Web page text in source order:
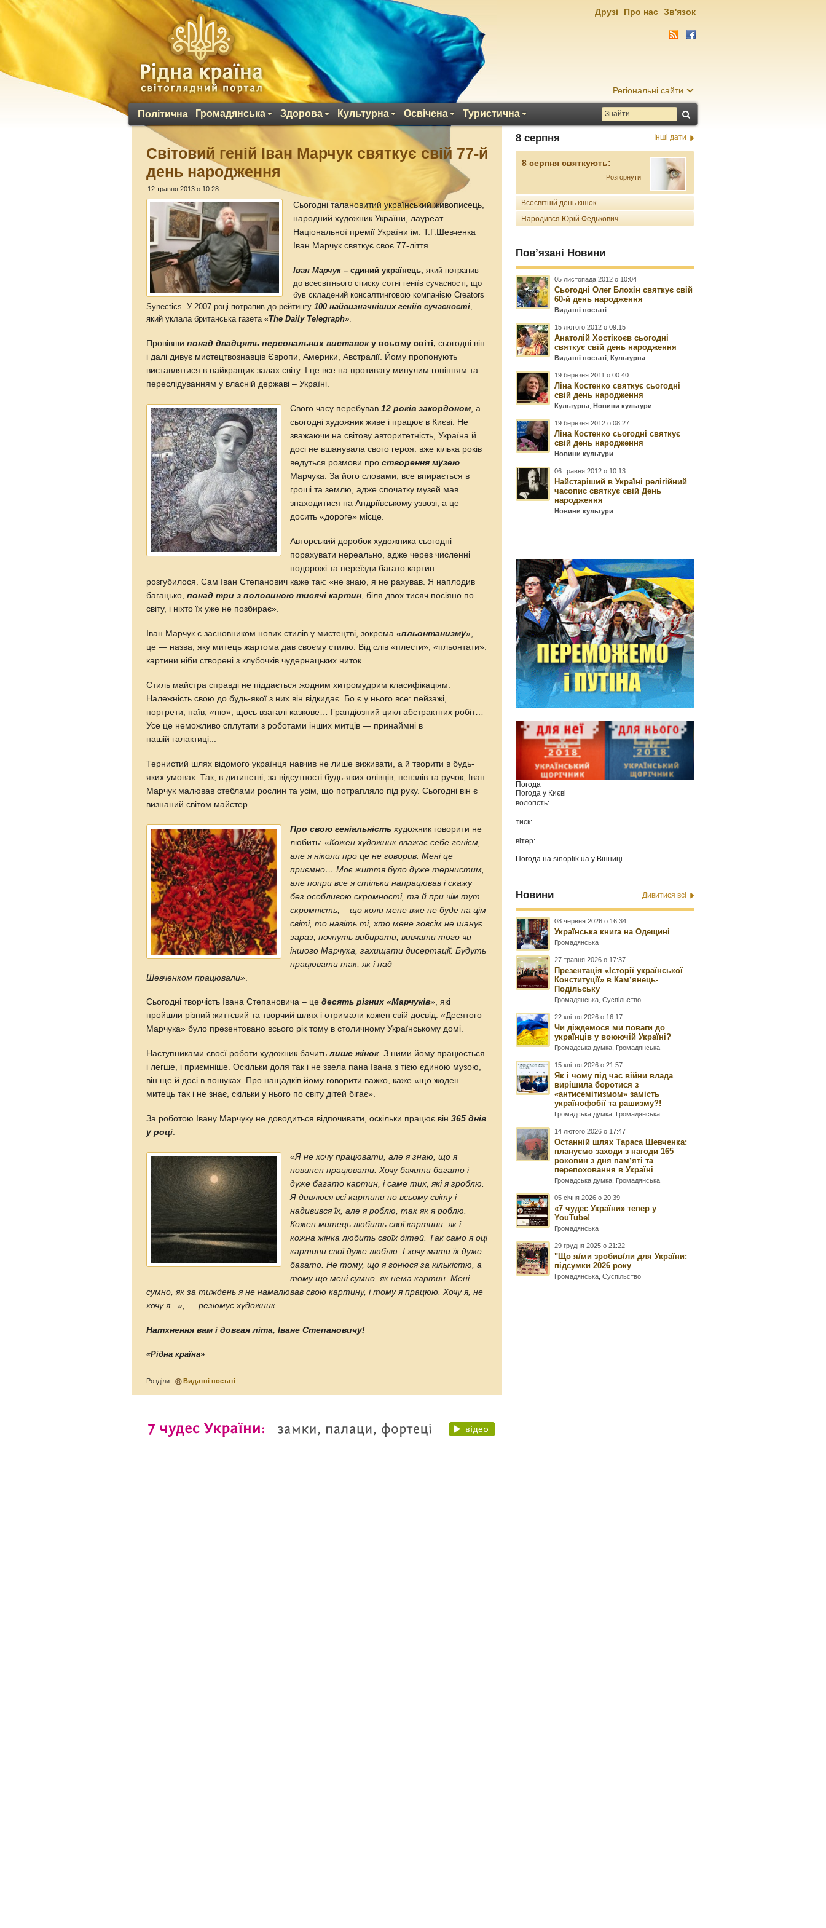
Регіональні сайти
Політична Громадянська Здорова Культурна Освічена Туристична
Друзі Про нас Зв'язок
Світовий геній Іван Марчук святкує свій 77-й
день народження
12 травня 2013 о 10:28
Сьогодні талановитий український живописець,
народний художник України, лауреат
Національної премії України ім. Т.Г.Шевченка
Іван Марчук святкує своє 77-ліття.
Іван Марчук – єдиний українець, який потрапив
до всесвітнього списку сотні геніїв сучасності, що
був складений консалтинговою компанією Creators
Synectics. У 2007 році потрапив до рейтингу100 найвизначніших геніїв сучасності
який уклала британська газета «The Daily Telegraph»
Провівшипонад двадцять персональних виставок у всьому світі, сьогодні він
і далі дивує мистецтвознавців Європи, Америки, Австралії. Йому пропонують
виставлятися в найкращих залах світу. І це все на противагу минулим гонінням та
переслідуванням у власній державі – Україні.
Свого часу перебував12 років закордоном , а
сьогодні художник живе і працює в Києві. Не
зважаючи на світову авторитетність, Україна й
досі не вшанувала свого героя: вже кілька років
ведуться розмови простворення музею
Марчука. За його словами, все впирається в
гроші та землю, адже спочатку музей мав
знаходитися на Андріївському узвозі, а це
досить «дороге» місце.
Авторський доробок художника сьогодні
порахувати нереально, адже через численні
подорожі та переїзди багато картин
розгубилося. Сам Іван Степанович каже так: «не знаю, я не рахував. Я наплодив
багацько,понад три з половиною тисячі картин , біля двох тисяч посіяно по
світу, і ніхто їх уже не позбирає».
Іван Марчук є засновником нових стилів у мистецтві, зокрема«пльонтанизму»,
це — назва, яку митець жартома дав своєму стилю. Вiд слiв «плести», «пльонтати»:
картини нiби створенi з клубочкiв чудернацьких ниток.
Стиль майстра справдi не пiддається жодним хитромудрим класифiкацiям.
Належнiсть свою до будь-якої з них вiн вiдкидає. Бо є у нього все: пейзажi,
портрети, наїв, «ню», щось взагалi казкове… Грандiозний цикл абстрактних робiт…
Усе це неможливо сплутати з роботами iнших митцiв — принаймнi в
нашiй галактицi...
Тернистий шлях відомого українця навчив не лише виживати, а й творити в будь-
яких умовах. Так, в дитинстві, за відсутності будь-яких олівців, пензлів та ручок, Іван
Марчук малював стеблами рослин та усім, що потрапляло під руку. Сьогодні він є
визнаний світом майстер.
Про свою геніальність художник говорити не
любить:«Кожен художник вважає себе генієм,
але я ніколи про це не говорив. Мені це
приємно… Моє життя було дуже тернистим,
але попри все я стільки напрацював і скажу
без особливою скромності, та й при чім тут
скромність, – що коли мене вже не буде на цім
світі, то навіть ті, хто мене зовсім не шанує
зараз, почнуть вибирати, вивчати того чи
іншого Марчука, захищати дисертації. Будуть
працювати так, як і над
Шевченком працювали»
Сьогодні творчість Івана Степановича – цедесять різних «Марчуків», які
пройшли різний життєвий та творчий шлях і отримали кожен свій досвід. «Десятого
Марчука» було презентовано всього рік тому в столичному Українському домі.
Наступниками своєї роботи художник бачитьлише жінок. З ними йому працюється
і легше, і приємніше. Оскільки доля так і не звела пана Івана з тією єдиною музою,
він ще й досі в пошуках. Про нащадків йому говорити важко, каже «що жоден
митець так і не знає, скільки у нього по світу дітей бігає».
За роботою Івану Марчуку не доводиться відпочивати, оскільки працює він365 днів
у році.
«Я не хочу працювати, але я знаю, що я
повинен працювати. Хочу бачити багато і
дуже багато картин, і саме тих, які я зроблю.
Я дивлюся всі картини по всьому світу і
надивився їх, але я роблю, так як я роблю.
Кожен митець любить свої картини, як і
кожна жінка любить своїх дітей. Так само я оці
картини свої дуже люблю. І хочу мати їх дуже
багато. Не тому, що я гонюся за кількістю, а
тому що мені сумно, як нема картин. Мені
сумно, як за тиждень я не намалював свою картину, і тому я працюю. Хочу я, не
хочу я...», — резюмує художник.
Натхнення вам і довгая літа, Іване Степановичу!
«Рідна країна»
Розділи: Видатні постаті
8 серпня Інші дати
8 серпня святкують:
Розгорнути
Всесвітній день кішок
Народився Юрій Федькович
Пов’язані Новини
05 листопада 2012 о 10:04
Сьогодні Олег Блохін святкує свій
60-й день народження
Видатні постаті
15 лютого 2012 о 09:15
Анатолій Хостікоєв сьогодні
святкує свій день народження
Видатні постаті Культурна
19 березня 2011 о 00:40
Ліна Костенко святкує сьогодні
свій день народження
Культурна Новини культури
19 березня 2012 о 08:27
Ліна Костенко сьогодні святкує
свій день народження
Новини культури
06 травня 2012 о 10:13
Найстаріший в Україні релігійний
часопис святкує свій День
народження
Новини культури
Погода
Погода у Києві
вологість:
тиск:
вітер:
Погода наsinoptik.ua у Вінниці
Новини Дивитися всі
08 червня 2026 о 16:34
Українська книга на Одещині
Громадянська
27 травня 2026 о 17:37
Презентація «Історії української
Конституції» в Камʼянець-
Подільську
Громадянська ,Суспільство
22 квітня 2026 о 16:17
Чи діждемося ми поваги до
українців у воюючій Україні?
Громадська думка Громадянська
15 квітня 2026 о 21:57
Як і чому під час війни влада
вирішила боротися з
«антисемітизмом» замість
українофобії та рашизму?!
Громадська думка Громадянська
14 лютого 2026 о 17:47
Останній шлях Тараса Шевченка:
плануємо заходи з нагоди 165
роковин з дня памʼяті та
перепоховання в Україні
Громадська думка Громадянська
05 січня 2026 о 20:39
«7 чудес України» тепер у
YouTube!
Громадянська
29 грудня 2025 о 21:22
"Що я/ми зробив/ли для України:
підсумки 2026 року
Громадянська ,Суспільство